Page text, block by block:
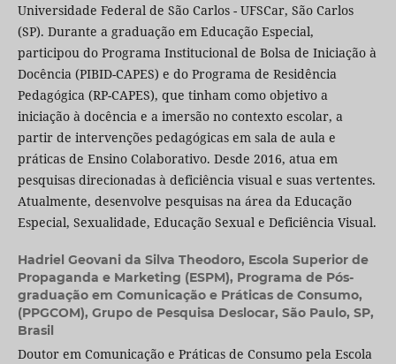
Universidade Federal de São Carlos - UFSCar, São Carlos
(SP). Durante a graduação em Educação Especial,
participou do Programa Institucional de Bolsa de Iniciação à
Docência (PIBID-CAPES) e do Programa de Residência
Pedagógica (RP-CAPES), que tinham como objetivo a
iniciação à docência e a imersão no contexto escolar, a
partir de intervenções pedagógicas em sala de aula e
práticas de Ensino Colaborativo. Desde 2016, atua em
pesquisas direcionadas à deficiência visual e suas vertentes.
Atualmente, desenvolve pesquisas na área da Educação
Especial, Sexualidade, Educação Sexual e Deficiência Visual.
Hadriel Geovani da Silva Theodoro, Escola Superior de
Propaganda e Marketing (ESPM), Programa de Pós-
graduação em Comunicação e Práticas de Consumo,
(PPGCOM), Grupo de Pesquisa Deslocar, São Paulo, SP,
Brasil
Doutor em Comunicação e Práticas de Consumo pela Escola